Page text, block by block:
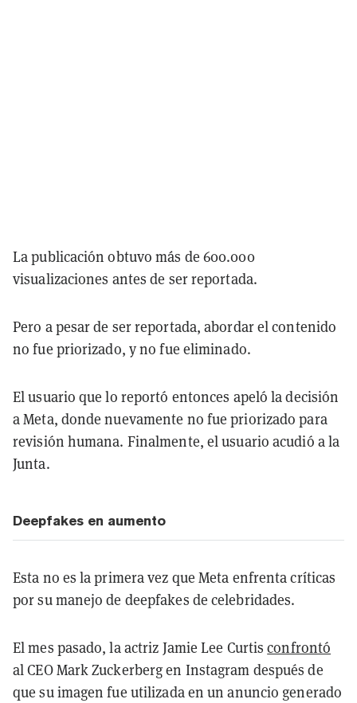
La publicación obtuvo más de 600.000
visualizaciones antes de ser reportada.
Pero a pesar de ser reportada, abordar el contenido
no fue priorizado, y no fue eliminado.
El usuario que lo reportó entonces apeló la decisión
a Meta, donde nuevamente no fue priorizado para
revisión humana. Finalmente, el usuario acudió a la
Junta.
Deepfakes en aumento
Esta no es la primera vez que Meta enfrenta críticas
por su manejo de deepfakes de celebridades.
El mes pasado, la actriz Jamie Lee Curtisconfrontó
al CEO Mark Zuckerberg en Instagram después de
que su imagen fue utilizada en un anuncio generado